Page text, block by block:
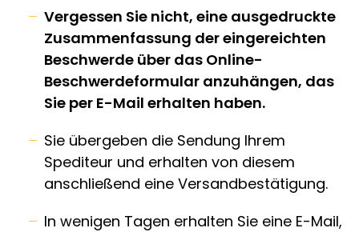
Vergessen Sie nicht, eine ausgedruckte
Zusammenfassung der eingereichten
Beschwerde über das Online-
Beschwerdeformular anzuhängen, das
Sie per E-Mail erhalten haben.
Sie übergeben die Sendung Ihrem
Spediteur und erhalten von diesem
anschließend eine Versandbestätigung.
In wenigen Tagen erhalten Sie eine E-Mail,